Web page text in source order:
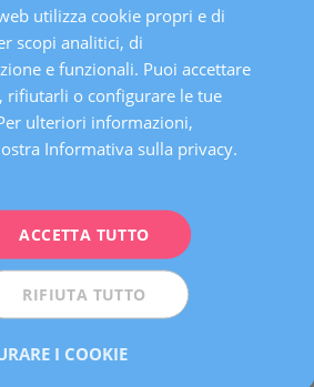
Gravidanza
Gravidanza e Parto
SPANISH
DEUTSCH
utilizza cookie propri e di
scopi analitici, di
e funzionali. Puoi accettare
rifiutarli o configurare le tue
ulteriori informazioni,
Informativa sulla privacy.
ACCETTA TUTTO
RIFIUTA TUTTO
I COOKIE